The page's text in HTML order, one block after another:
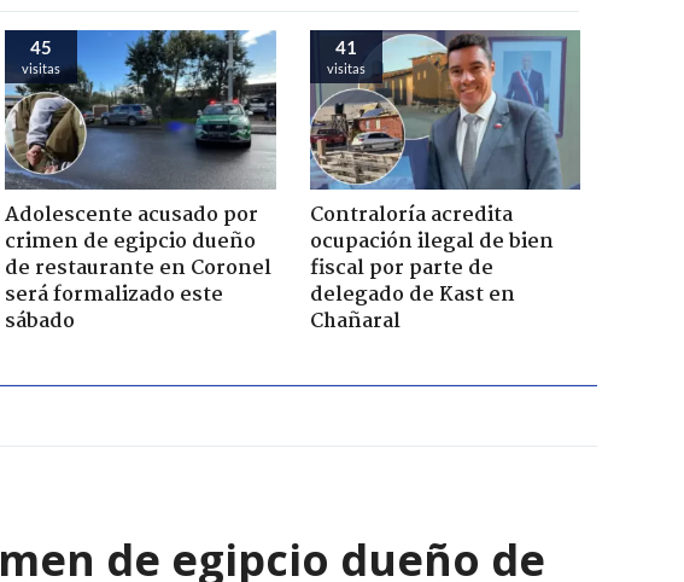
45
visitas
Adolescente acusado por
crimen de egipcio dueño
de restaurante en Coronel
será formalizado este
sábado
41
visitas
Contraloría acredita
ocupación ilegal de bien
fiscal por parte de
delegado de Kast en
Chañaral
de egipcio dueño de